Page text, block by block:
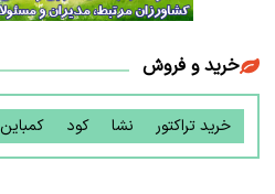
خرید و فروش
خرید تراکتور نشا کود کمباین